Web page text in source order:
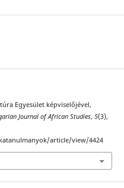
Egyesület képviselőjével,
Journal of African Studies, 5(3),
article/view/4424